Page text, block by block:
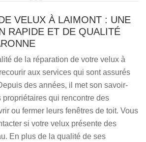
VELUX À LAIMONT : UNE
RAPIDE ET DE QUALITÉ
de la réparation de votre velux à
aux services qui sont assurés
des années, il met son savoir-
propriétaires qui rencontre des
ou fermer leurs fenêtres de toit. Vous
si votre velux présente des
En plus de la qualité de ses